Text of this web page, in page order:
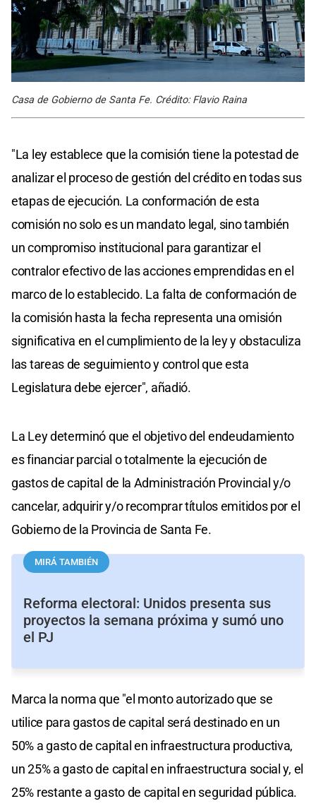
Casa de Gobierno de Santa Fe. Crédito: Flavio Raina
"La ley establece que la comisión tiene la potestad de
analizar el proceso de gestión del crédito en todas sus
etapas de ejecución. La conformación de esta
comisión no solo es un mandato legal, sino también
un compromiso institucional para garantizar el
contralor efectivo de las acciones emprendidas en el
marco de lo establecido. La falta de conformación de
la comisión hasta la fecha representa una omisión
significativa en el cumplimiento de la ley y obstaculiza
las tareas de seguimiento y control que esta
Legislatura debe ejercer", añadió.
La Ley determinó que el objetivo del endeudamiento
es financiar parcial o totalmente la ejecución de
gastos de capital de la Administración Provincial y/o
cancelar, adquirir y/o recomprar títulos emitidos por el
Gobierno de la Provincia de Santa Fe.
MIRÁ TAMBIÉN
Reforma electoral: Unidos presenta sus
proyectos la semana próxima y sumó uno
el PJ
Marca la norma que "el monto autorizado que se
utilice para gastos de capital será destinado en un
50% a gasto de capital en infraestructura productiva,
un 25% a gasto de capital en infraestructura social y, el
25% restante a gasto de capital en seguridad pública.